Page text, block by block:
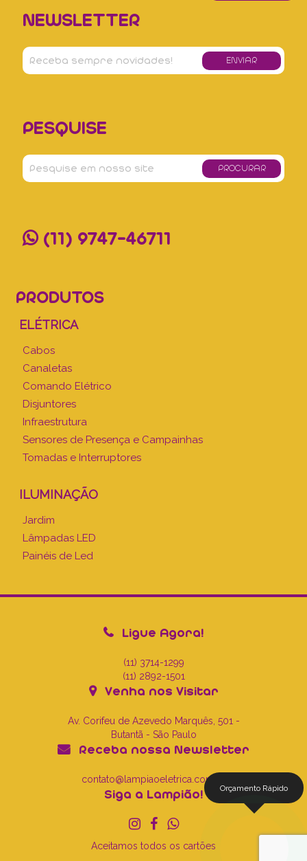
NEWSLETTER
PESQUISE
(11) 9747-46711
PRODUTOS
ELÉTRICA
Cabos
Canaletas
Comando Elétrico
Disjuntores
Infraestrutura
Sensores de Presença e Campainhas
Tomadas e Interruptores
ILUMINAÇÃO
Jardim
Lâmpadas LED
Painéis de Led
Ligue Agora!
(11) 3714-1299
(11) 2892-1501
Venha nos Visitar
Av. Corifeu de Azevedo Marquês, 501 -
Butantã - São Paulo
Receba nossa Newsletter
contato@lampiaoeletrica.com.br
Siga a Lampião!
Aceitamos todos os cartões
Orçamento Rápido